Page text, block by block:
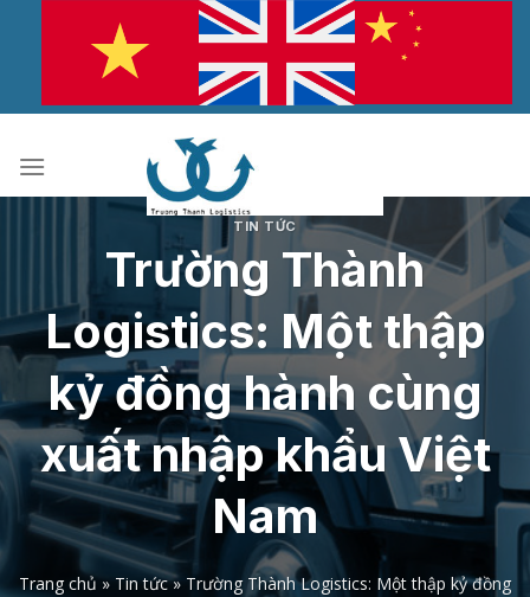
dung
TIN TỨC
Trường Thành
Logistics: Một thập
kỷ đồng hành cùng
xuất nhập khẩu Việt
Nam
Trang chủ » Tin tức» Trường Thành Logistics: Một thập kỷ đồng